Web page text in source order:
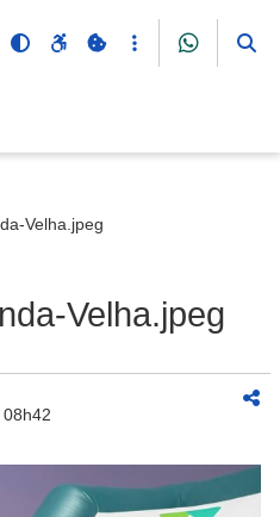
Velha.jpeg
Velha.jpeg